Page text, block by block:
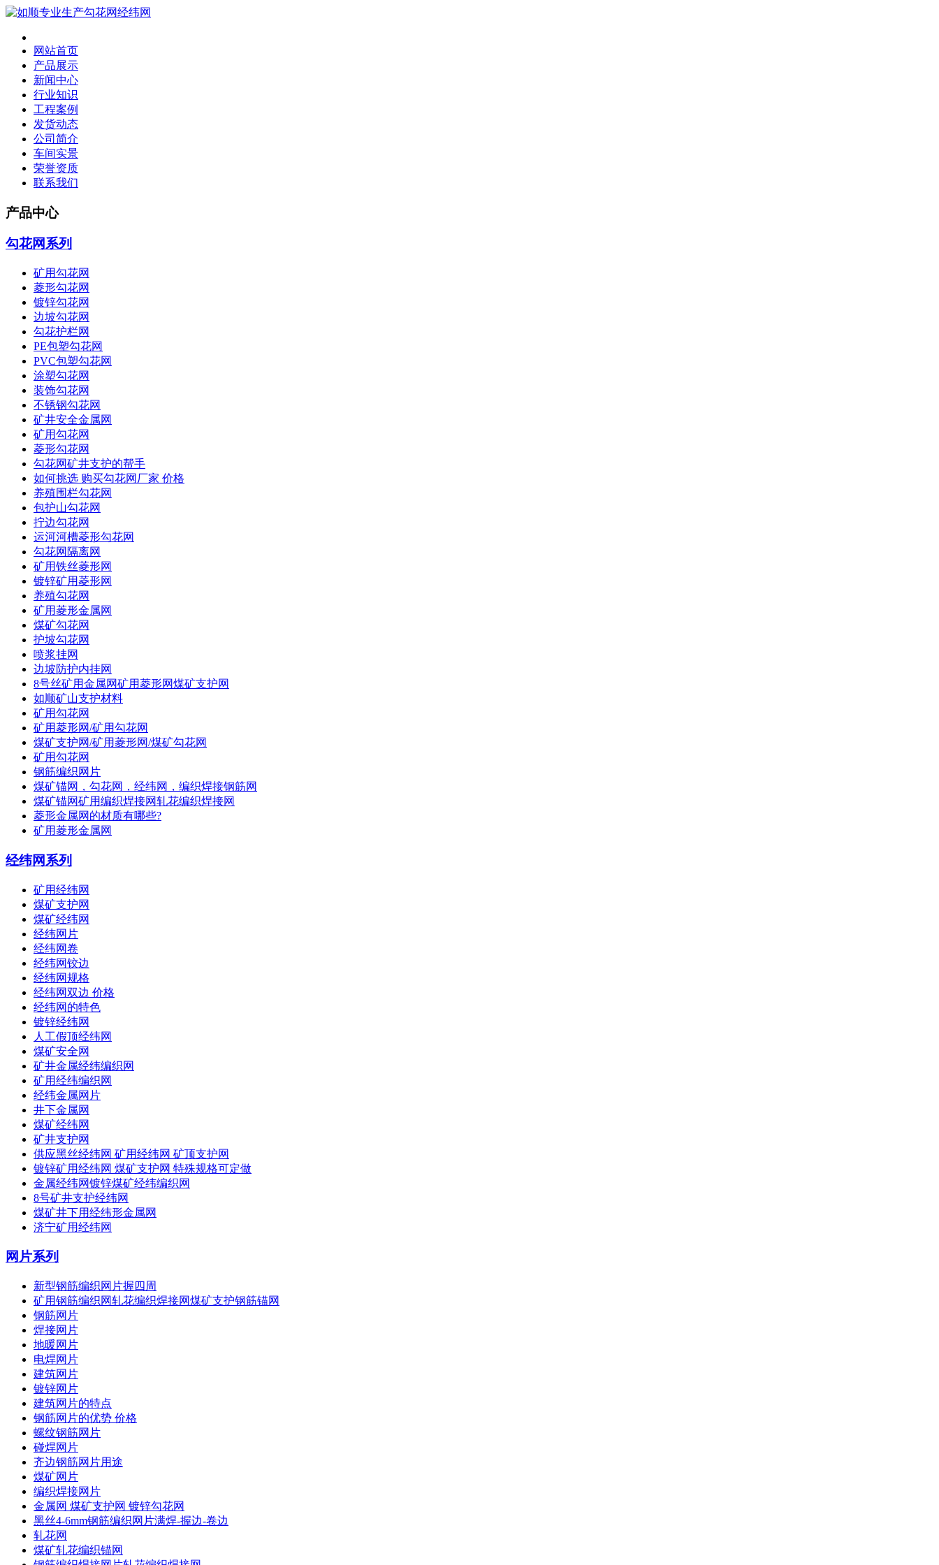
网站首页
产品展示
新闻中心
行业知识
工程案例
发货动态
公司简介
车间实景
荣誉资质
联系我们
产品中心
勾花网系列
矿用勾花网
菱形勾花网
镀锌勾花网
边坡勾花网
勾花护栏网
PE包塑勾花网
PVC包塑勾花网
涂塑勾花网
装饰勾花网
不锈钢勾花网
矿井安全金属网
矿用勾花网
菱形勾花网
勾花网矿井支护的帮手
如何挑选 购买勾花网厂家 价格
养殖围栏勾花网
包护山勾花网
拧边勾花网
运河河槽菱形勾花网
勾花网隔离网
矿用铁丝菱形网
镀锌矿用菱形网
养殖勾花网
矿用菱形金属网
煤矿勾花网
护坡勾花网
喷浆挂网
边坡防护内挂网
8号丝矿用金属网矿用菱形网煤矿支护网
如顺矿山支护材料
矿用勾花网
矿用菱形网/矿用勾花网
煤矿支护网/矿用菱形网/煤矿勾花网
矿用勾花网
钢筋编织网片
煤矿锚网，勾花网，经纬网，编织焊接钢筋网
煤矿锚网矿用编织焊接网轧花编织焊接网
菱形金属网的材质有哪些?
矿用菱形金属网
经纬网系列
矿用经纬网
煤矿支护网
煤矿经纬网
经纬网片
经纬网卷
经纬网铰边
经纬网规格
经纬网双边 价格
经纬网的特色
镀锌经纬网
人工假顶经纬网
煤矿安全网
矿井金属经纬编织网
矿用经纬编织网
经纬金属网片
井下金属网
煤矿经纬网
矿井支护网
供应黑丝经纬网 矿用经纬网 矿顶支护网
镀锌矿用经纬网 煤矿支护网 特殊规格可定做
金属经纬网镀锌煤矿经纬编织网
8号矿井支护经纬网
煤矿井下用经纬形金属网
济宁矿用经纬网
网片系列
新型钢筋编织网片握四周
矿用钢筋编织网轧花编织焊接网煤矿支护钢筋锚网
钢筋网片
焊接网片
地暖网片
电焊网片
建筑网片
镀锌网片
建筑网片的特点
钢筋网片的优势 价格
螺纹钢筋网片
碰焊网片
齐边钢筋网片用途
煤矿网片
编织焊接网片
金属网 煤矿支护网 镀锌勾花网
黑丝4-6mm钢筋编织网片满焊-握边-卷边
轧花网
煤矿轧花编织锚网